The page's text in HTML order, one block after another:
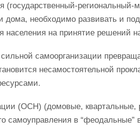
(государственный-
дома, необходимо развивать и
населения на принятие решений
самоорганизации
несамостоятельной
(ОСН) (домовые, квартальные,
самоуправления в